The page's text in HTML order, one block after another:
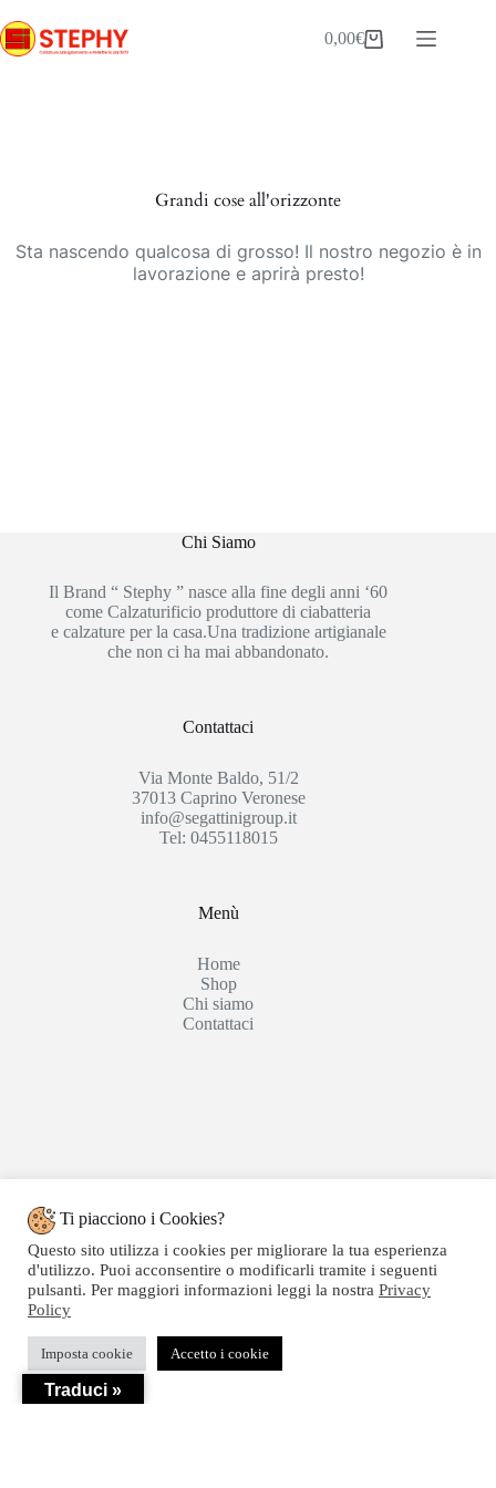
al
contenuto
Carrello
0,00€
Grandi cose all'orizzonte
Sta nascendo qualcosa di grosso! Il nostro negozio è in
lavorazione e aprirà presto!
Chi Siamo
Il Brand “ Stephy ” nasce alla fine degli anni ‘60
come Calzaturificio produttore di ciabatteria
e calzature per la casa.Una tradizione artigianale
che non ci ha mai abbandonato.
Contattaci
Via Monte Baldo, 51/2
37013 Caprino Veronese
info@segattinigroup.it
Tel: 0455118015
Menù
Home
Shop
Chi siamo
Contattaci
Copyright © 2020 SEGATTINI GROUP SRL - Web
powered by Dylog Italia S.p.a. - P.IVA 04550820239
Privacy
Ti piacciono i Cookies?
Questo sito utilizza i cookies per migliorare la tua esperienza
d'utilizzo. Puoi acconsentire o modificarli tramite i seguenti
pulsanti. Per maggiori informazioni leggi la nostra Privacy
Policy
Imposta cookie Accetto i cookie
Traduci »